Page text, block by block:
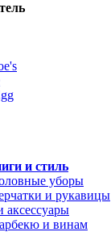
и стиль
уборы
и рукавицы
и винам